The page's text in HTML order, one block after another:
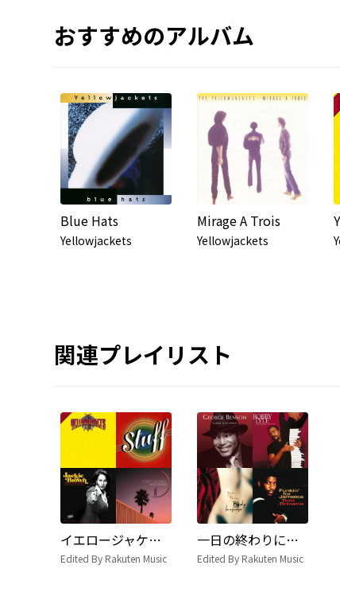
おすすめのアルバム
Blue Hats
Yellowjackets
Mirage A Trois
Yellowjackets
関連プレイリスト
イエロージャケッツが気になるあなたにオススメの曲
Edited By Rakuten Music
一日の終わりに聴きたいスムースジャズ
Edited By Rakuten Music